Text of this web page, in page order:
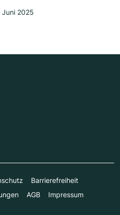
2025
Barrierefreiheit
AGB Impressum